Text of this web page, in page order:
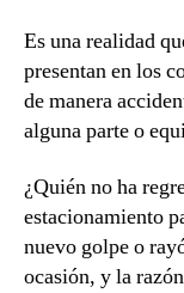
Es una realidad
presentan en los
de manera
alguna parte o
¿Quién no ha
estacionamiento
nuevo golpe o
ocasión, y la